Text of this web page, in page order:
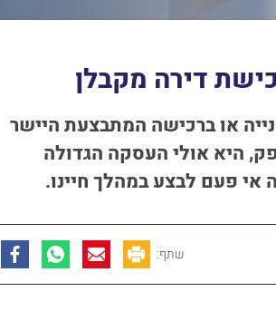
דירה מקבלן
או ברכישה המתבצעת היישר
היא אולי העסקה הגדולה
אי פעם לבצע במהלך חיינו.
שתף: